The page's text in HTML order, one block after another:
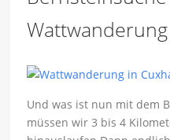
Und was ist nun mit dem
müssen wir 3 bis 4